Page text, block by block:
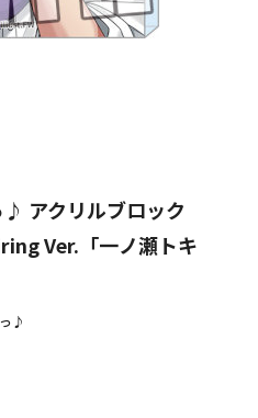
アクリルブロック
Ver.「一ノ瀬トキ
♪